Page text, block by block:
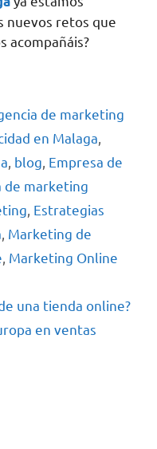
nuevos retos que
acompañáis?
de marketing
en Malaga
blog Empresa de
de marketing
Estrategias
Marketing de
Marketing Online
una tienda online?
en ventas